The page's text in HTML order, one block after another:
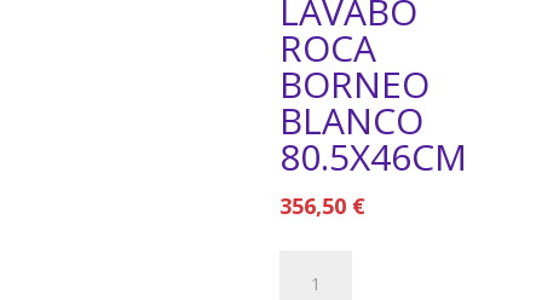
LAVABO
ROCA
BORNEO
BLANCO
80.5X46CM
356,50 €